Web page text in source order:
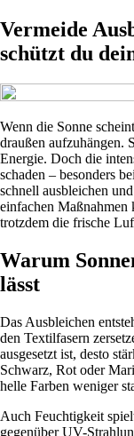
Vermeide
schützt du
Wenn die Sonne
draußen aufzuhängen.
Energie. Doch die
schaden – besonders
schnell ausbleichen
einfachen Maßnahmen
trotzdem die frische
Warum
lässt
Das Ausbleichen
den Textilfasern
ausgesetzt ist, desto
Schwarz, Rot oder
helle Farben weniger
Auch Feuchtigkeit
gegenüber UV-